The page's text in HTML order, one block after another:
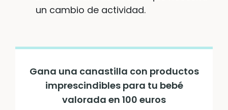
un cambio de actividad.
Gana una canastilla con productos
imprescindibles para tu bebé
valorada en 100 euros